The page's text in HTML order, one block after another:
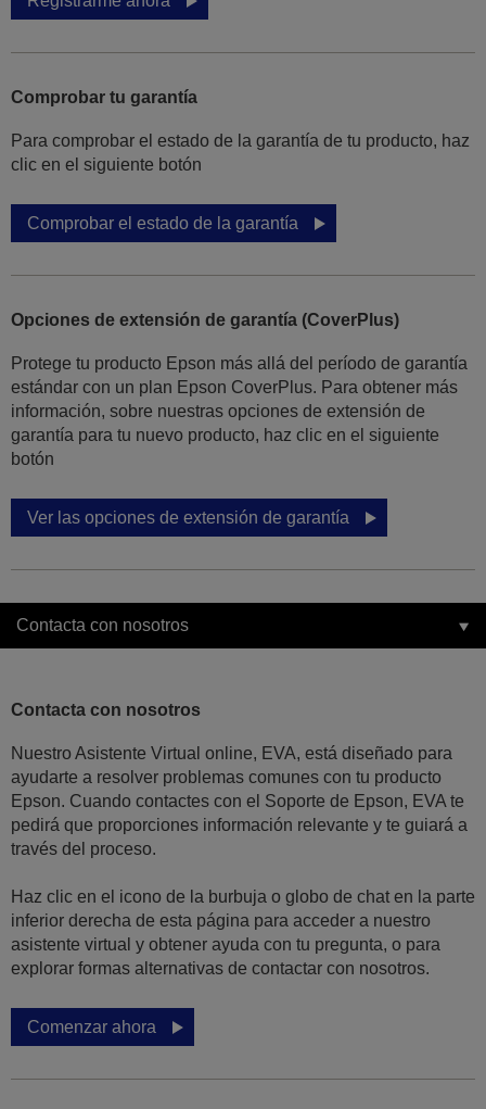
Comprobar tu garantía
Para comprobar el estado de la garantía de tu producto, haz
clic en el siguiente botón
Comprobar el estado de la garantía
Opciones de extensión de garantía (CoverPlus)
Protege tu producto Epson más allá del período de garantía
estándar con un plan Epson CoverPlus. Para obtener más
información, sobre nuestras opciones de extensión de
garantía para tu nuevo producto, haz clic en el siguiente
botón
Ver las opciones de extensión de garantía
Contacta con nosotros
Contacta con nosotros
Nuestro Asistente Virtual online, EVA, está diseñado para
ayudarte a resolver problemas comunes con tu producto
Epson. Cuando contactes con el Soporte de Epson, EVA te
pedirá que proporciones información relevante y te guiará a
través del proceso.
Haz clic en el icono de la burbuja o globo de chat en la parte
inferior derecha de esta página para acceder a nuestro
asistente virtual y obtener ayuda con tu pregunta, o para
explorar formas alternativas de contactar con nosotros.
Comenzar ahora